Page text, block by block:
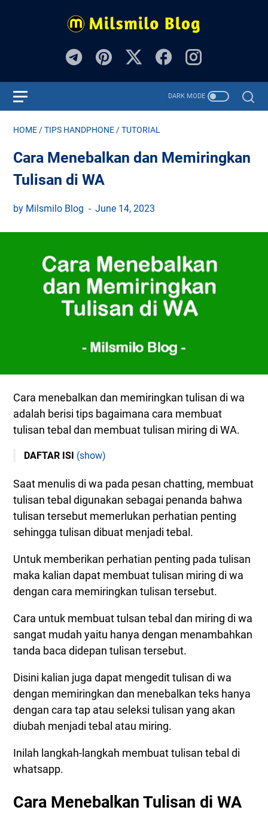
HOME /TIPS HANDPHONE /TUTORIAL
Cara Menebalkan dan Memiringkan
Tulisan di WA
by Milsmilo Blog June 14, 2023
Cara menebalkan dan memiringkan tulisan di wa
adalah berisi tips bagaimana cara membuat
tulisan tebal dan membuat tulisan miring di WA.
DAFTAR ISI (show)
Cara Membuat Tulisan Tebal di WA
Cara Memiringkan Tulisan di WA
Cara Membuat Tulisan Miring di WA
Cara Menebalkan dan Memiringkan Tulisan di WA
Cara Menebalkan dan Memiringkan Tulisan
Panjang di WA
Saat menulis di wa pada pesan chatting, membuat
tulisan tebal digunakan sebagai penanda bahwa
tulisan tersebut memerlukan perhatian penting
sehingga tulisan dibuat menjadi tebal.
Untuk memberikan perhatian penting pada tulisan
maka kalian dapat membuat tulisan miring di wa
dengan cara memiringkan tulisan tersebut.
Cara untuk membuat tulsan tebal dan miring di wa
sangat mudah yaitu hanya dengan menambahkan
tanda baca didepan tulisan tersebut.
Disini kalian juga dapat mengedit tulisan di wa
dengan memiringkan dan menebalkan teks hanya
dengan cara tap atau seleksi tulisan yang akan
diubah menjadi tebal atau miring.
Inilah langkah-langkah membuat tulisan tebal di
whatsapp.
Cara Menebalkan Tulisan di WA